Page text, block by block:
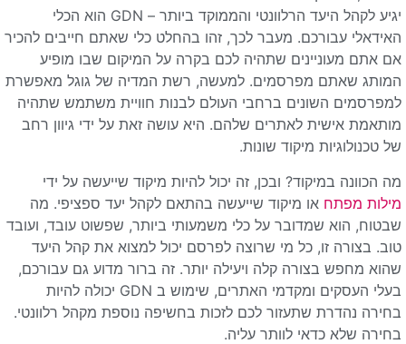
יגיע לקהל היעד הרלוונטי והממוקד ביותר – GDN הוא הכלי
האידאלי עבורכם. מעבר לכך, זהו בהחלט כלי שאתם חייבים להכיר
אם אתם מעוניינים שתהיה לכם בקרה על המיקום שבו מופיע
המותג שאתם מפרסמים. למעשה, רשת המדיה של גוגל מאפשרת
למפרסמים השונים ברחבי העולם לבנות חוויית משתמש שתהיה
מותאמת אישית לאתרים שלהם. היא עושה זאת על ידי גיוון רחב
של טכנולוגיות מיקוד שונות.
מה הכוונה במיקוד? ובכן, זה יכול להיות מיקוד שייעשה על ידי
מילות מפתח או מיקוד שייעשה בהתאם לקהל יעד ספציפי. מה
שבטוח, הוא שמדובר על כלי משמעותי ביותר, שפשוט עובד, ועובד
טוב. בצורה זו, כל מי שרוצה לפרסם יכול למצוא את קהל היעד
שהוא מחפש בצורה קלה ויעילה יותר. זה ברור מדוע גם עבורכם,
בעלי העסקים ומקדמי האתרים, שימוש ב GDN יכולה להיות
בחירה נהדרת שתעזור לכם לזכות בחשיפה נוספת מקהל רלוונטי.
בחירה שלא כדאי לוותר עליה.